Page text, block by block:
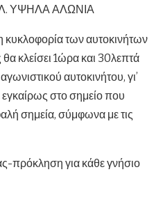
ΥΨΗΛΑ ΑΛΩΝΙΑ
των αυτοκινήτων
κλείσει 1ώρα και 30λεπτά
αυτοκινήτου, γι’
εγκαίρως στο σημείο που
σημεία, σύμφωνα με τις
πρόκληση για κάθε γνήσιο